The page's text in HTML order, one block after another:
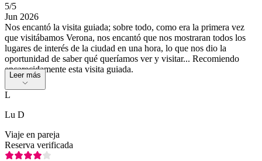
5/5
Jun 2026
Nos encantó la visita guiada; sobre todo, como era la primera vez
que visitábamos Verona, nos encantó que nos mostraran todos los
lugares de interés de la ciudad en una hora, lo que nos dio la
oportunidad de saber qué queríamos ver y visitar... Recomiendo
encarecidamente esta visita guiada.
Leer más
L
Lu D
Viaje en pareja
Reserva verificada